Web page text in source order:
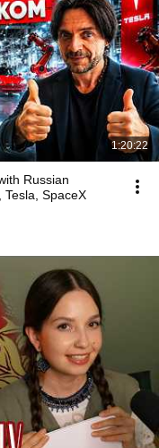
1:20:22
Russian
SpaceX